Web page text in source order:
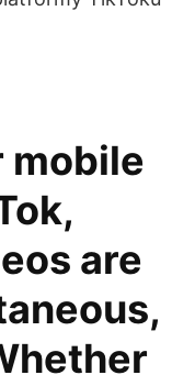
mobile
are